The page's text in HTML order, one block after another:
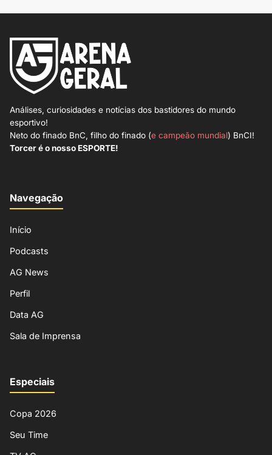
Análises, curiosidades e notícias dos bastidores do mundo
esportivo!
Neto do finado BnC, filho do finado (e campeão mundial) BnCI!
Torcer é o nosso ESPORTE!
Navegação
Início
Podcasts
AG News
Perfil
Data AG
Sala de Imprensa
Especiais
Copa 2026
Seu Time